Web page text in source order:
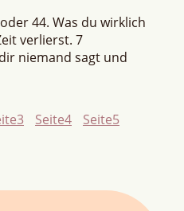
44. Was du wirklich
verlierst. 7
niemand sagt und
3 Seite4 Seite5